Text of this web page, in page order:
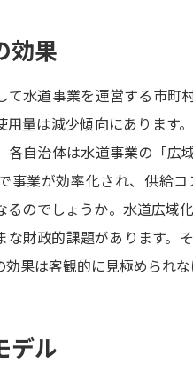
効果
て水道事業を運営する市町
用量は減少傾向にあります
各自治体は水道事業の「広
事業が効率化され、供給
るのでしょうか。水道広域
な財政的課題があります。
果は客観的に見極められな
デル